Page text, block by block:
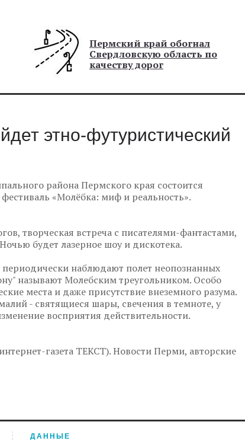
Пермский край обогнал
Свердловскую область по
качеству дорог
этно-футуристический
района Пермского края состоится
«Молёбка: миф и реальность».
творческая встреча с писателями-фантастами,
будет лазерное шоу и дискотека.
наблюдают полет неопознанных
называют Молебским треугольником. Особо
места и даже присутствие внеземного разума.
- святящиеся шары, свечения в темноте, у
восприятия действительности.
газета ТЕКСТ). Новости Перми, авторские
ДАННЫЕ